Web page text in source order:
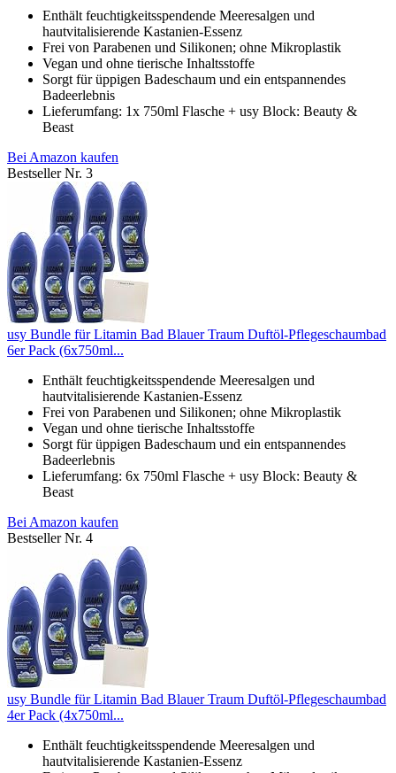
Enthält feuchtigkeitsspendende Meeresalgen und
hautvitalisierende Kastanien-Essenz
Frei von Parabenen und Silikonen; ohne Mikroplastik
Vegan und ohne tierische Inhaltsstoffe
Sorgt für üppigen Badeschaum und ein entspannendes
Badeerlebnis
Lieferumfang: 1x 750ml Flasche + usy Block: Beauty &
Beast
Bei Amazon kaufen
Bestseller Nr. 3
usy Bundle für Litamin Bad Blauer Traum Duftöl-Pflegeschaumbad
6er Pack (6x750ml...
Enthält feuchtigkeitsspendende Meeresalgen und
hautvitalisierende Kastanien-Essenz
Frei von Parabenen und Silikonen; ohne Mikroplastik
Vegan und ohne tierische Inhaltsstoffe
Sorgt für üppigen Badeschaum und ein entspannendes
Badeerlebnis
Lieferumfang: 6x 750ml Flasche + usy Block: Beauty &
Beast
Bei Amazon kaufen
Bestseller Nr. 4
usy Bundle für Litamin Bad Blauer Traum Duftöl-Pflegeschaumbad
4er Pack (4x750ml...
Enthält feuchtigkeitsspendende Meeresalgen und
hautvitalisierende Kastanien-Essenz